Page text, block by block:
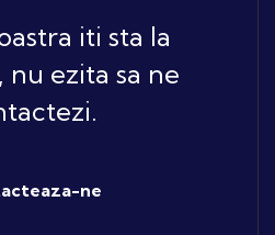
iti sta la
nu ezita sa ne
ne